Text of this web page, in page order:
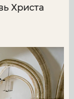
Христа